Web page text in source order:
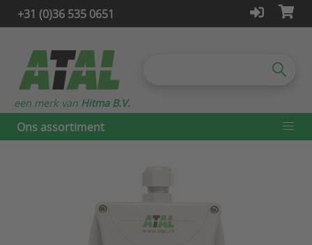
+31 (0)36 535 0651
Ons assortiment
een merk van Hitma B.V.